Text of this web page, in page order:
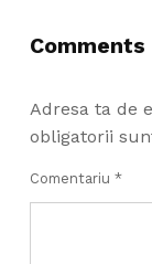
Comments
Adresa ta de
obligatorii
Comentariu *